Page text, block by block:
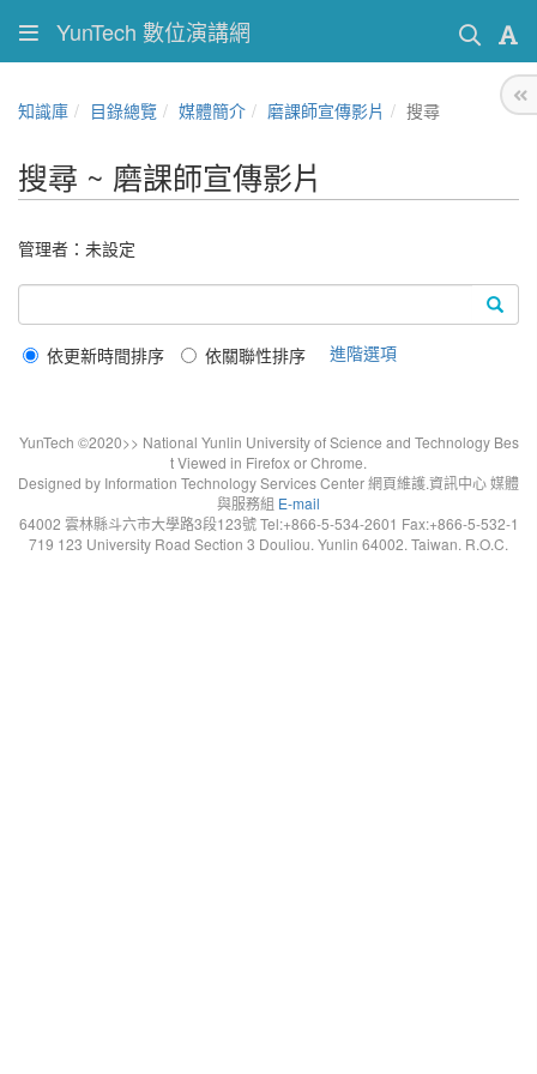
YunTech 數位演講網
知識庫 目錄總覽 媒體簡介 磨課師宣傳影片 搜尋
搜尋 ~ 磨課師宣傳影片
管理者：未設定
依更新時間排序 依關聯性排序 進階選項
YunTech ©2020>> National Yunlin University of Science and Technology Bes
t Viewed in Firefox or Chrome.
Designed by Information Technology Services Center 網頁維護.資訊中心 媒體
與服務組 E-mail
64002 雲林縣斗六市大學路3段123號 Tel:+866-5-534-2601 Fax:+866-5-532-1
719 123 University Road Section 3 Douliou. Yunlin 64002. Taiwan. R.O.C.